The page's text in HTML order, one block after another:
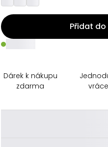
Přidat
_____
Dárek k nákupu
zdarma